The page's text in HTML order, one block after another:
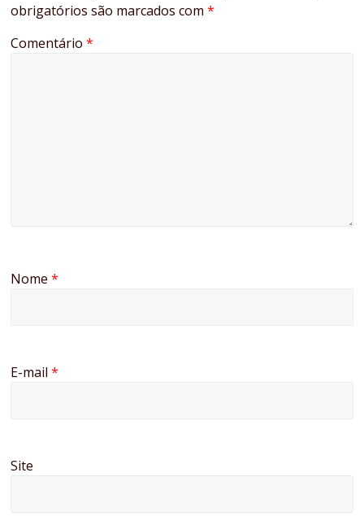
obrigatórios são marcados com*
Comentário*
Nome*
E-mail*
Site